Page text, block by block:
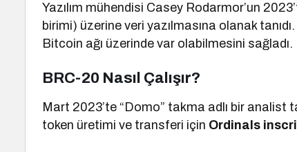
Yazılım mühendisi Casey Rodarmor’un
birimi) üzerine veri yazılmasına olanak
Bitcoin ağı üzerinde var olabilmesini sağladı.
BRC-20 Nasıl Çalışır?
Mart 2023’te “Domo” takma adlı bir
token üretimi ve transferi için Ordinals